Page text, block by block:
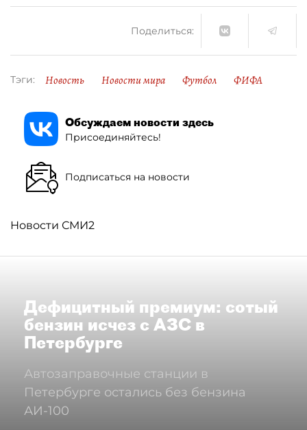
Поделиться:
Тэги: Новость Новости мира Футбол ФИФА
Обсуждаем новости здесь
Присоединяйтесь!
Подписаться на новости
Новости СМИ2
Дефицитный премиум: сотый
бензин исчез с АЗС в
Петербурге
Автозаправочные станции в
Петербурге остались без бензина
АИ-100